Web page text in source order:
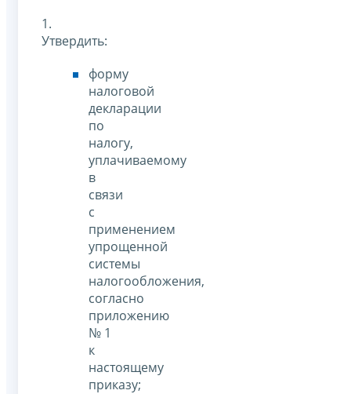
1.
Утвердить:
форму
налоговой
декларации
по
налогу,
уплачиваемому
в
связи
с
применением
упрощенной
системы
налогообложения,
согласно
приложению
№ 1
к
настоящему
приказу;